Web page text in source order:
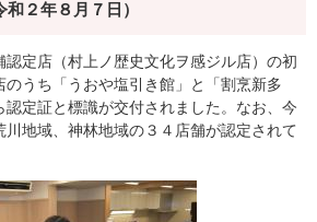
２年８月７日）
定店（村上ノ歴史文化ヲ感ジル店）の初
のうち「うおや塩引き館」と「割烹新多
認定証と標識が交付されました。なお、今
川地域、神林地域の３４店舗が認定されて